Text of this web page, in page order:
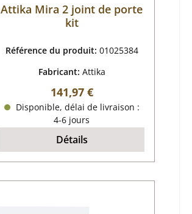
Attika Mira 2 joint de porte
kit
Référence du produit: 01025384
Fabricant: Attika
Prix régulier :
141,97 €
Disponible, délai de livraison :
4-6 jours
Détails